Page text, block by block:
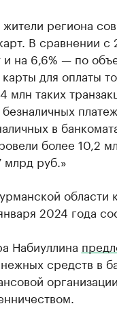
региона
В сравнении с
и на 6,6% — по
для оплаты
млн таких
в
более 10,2
млрд руб.»
области
2024 года
Набиуллина
средств в